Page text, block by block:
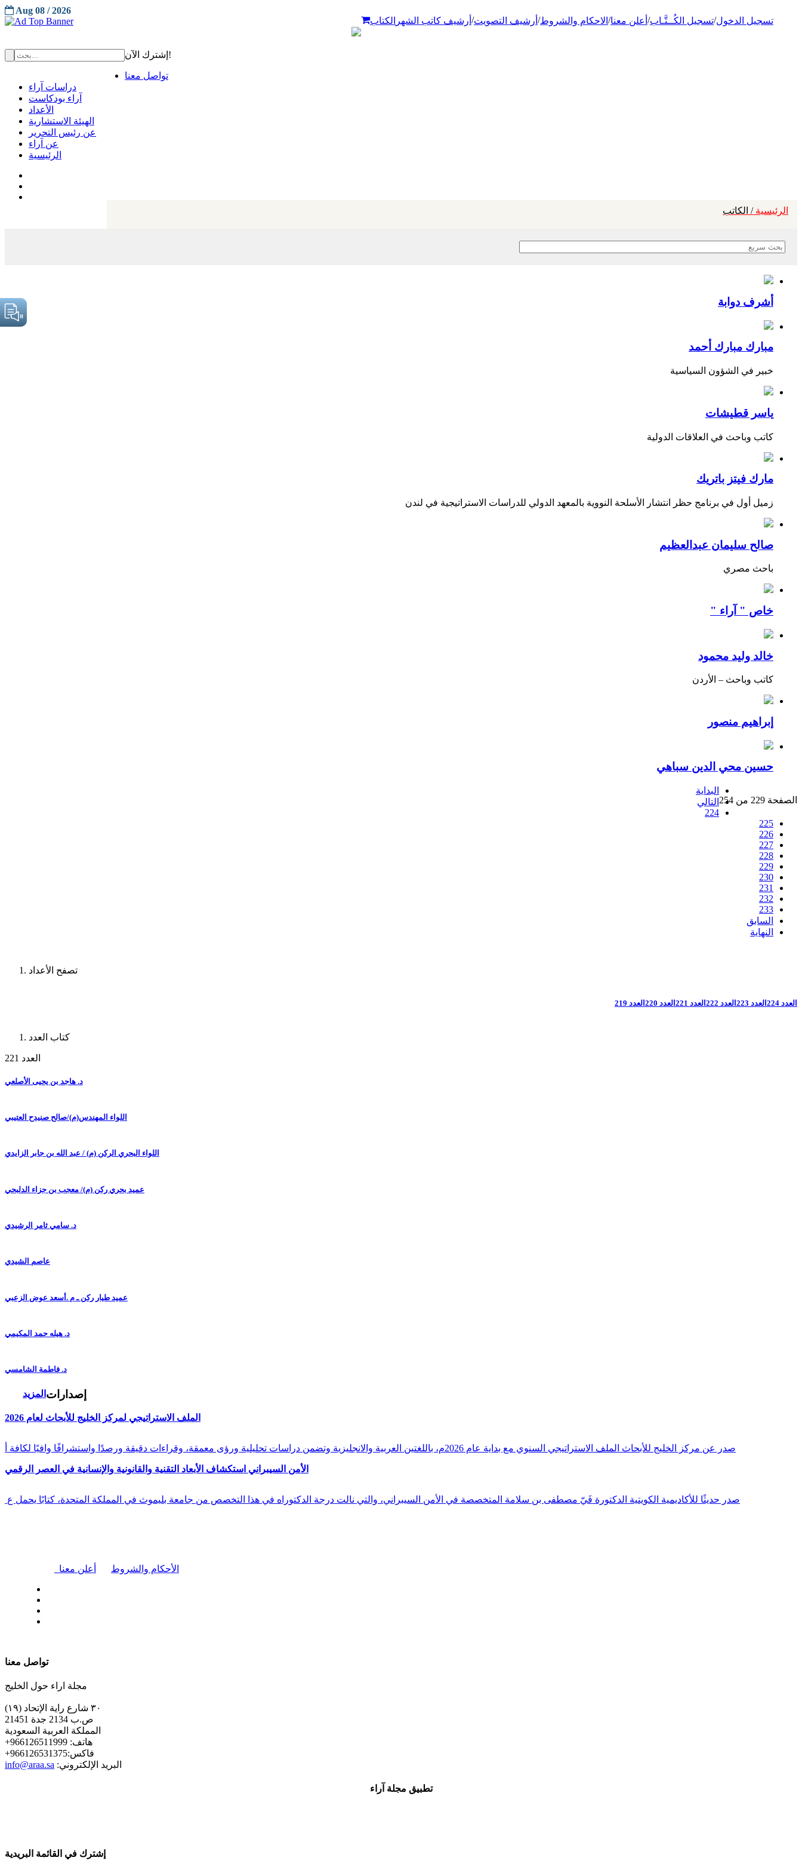
تسجيل الدخول/تسجيل الكُــتَّـاب/ أعلن معنا/ الاحكام والشروط/ أرشيف التصويت/ أرشيف كاتب الشهر الكتاب
Aug 08 / 2026
إشترك الآن!
تواصل معنا
دراسات آراء
آراء بودكاست
الأعداد
الهيئة الاستشارية
عن رئيس التحرير
عن آراء
الرئيسية
الرئيسية / الكاتب
أشرف دوابة
مبارك مبارك أحمد
خبير في الشؤون السياسية
ياسر قطيشات
كاتب وباحث في العلاقات الدولية
مارك فيتز باتريك
زميل أول في برنامج حظر انتشار الأسلحة النووية بالمعهد الدولي للدراسات الاستراتيجية في لندن
صالح سليمان عبدالعظيم
باحث مصري
خاص " آراء "
خالد وليد محمود
كاتب وباحث – الأردن
إبراهيم منصور
حسين محي الدين سباهي
الصفحة 229 من 254
البداية
التالي
224
225
226
227
228
229
230
231
232
233
السابق
النهاية
تصفح الأعداد
العدد 224 العدد 223 العدد 222 العدد 221 العدد 220 العدد 219
كتاب العدد
العدد 221
د. هاجد بن يحيى الأصلعي
اللواء المهندس(م)/صالح صنيدح العتيبي
اللواء البحري الركن (م) / عبد الله بن جابر الزايدي
عميد بحري ركن (م)/ معجب بن جزاء الدلبحي
د. سامي ثامر الرشيدي
عاصم الشيدي
عميد طيار ركن ـ م .أسعد عوض الزعبي
د. هيله حمد المكيمي
د. فاطمة الشامسي
المزيد إصدارات
الملف الاستراتيجي لمركز الخليج للأبحاث لعام 2026
صدر عن مركز الخليج للأبحاث الملف الاستراتيجي السنوي مع بداية عام 2026م، باللغتين العربية والانجليزية وتضمن دراسات تحليلية ورؤى معمقة، وقراءات دقيقة ورصدًا واستشرافًا وافيًا لكافة أ
الأمن السيبراني استكشاف الأبعاد التقنية والقانونية والإنسانية في العصر الرقمي
صدر حديثًا للأكاديمية الكويتية الدكتورة فَيّ مصطفى بن سلامة المتخصصة في الأمن السيبراني، والتي نالت درجة الدكتوراه في هذا التخصص من جامعة بليموث في المملكة المتحدة، كتابًا يحمل ع
أعلن معنا الأحكام والشروط
تواصل معنا
مجلة اراء حول الخليج
٣٠ شارع راية الإتحاد (١٩)
ص.ب 2134 جدة 21451
المملكة العربية السعودية
+هاتف: 966126511999
+فاكس:966126531375
info@araa.sa :البريد الإلكتروني
تطبيق مجلة آراء
إشترك في القائمة البريدية